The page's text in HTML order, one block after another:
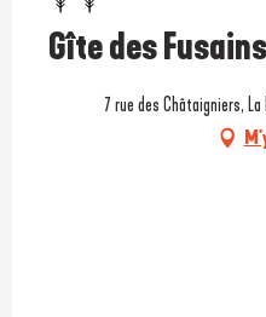
Gîte des Fusains
7 rue des Châtaigniers, La